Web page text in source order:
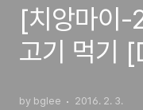
[치앙마이-
고기 먹기 [Day15]
by bglee 2016. 2. 3.